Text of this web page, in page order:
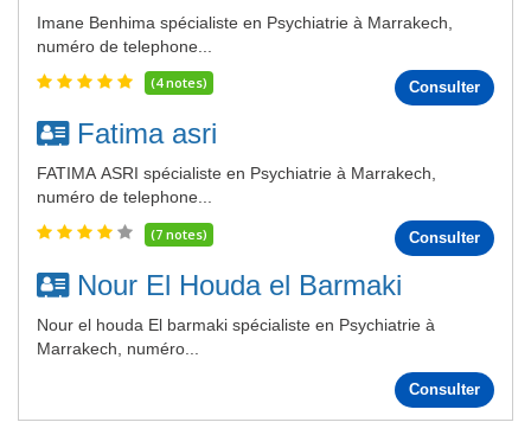
Imane Benhima spécialiste en Psychiatrie à Marrakech,
numéro de telephone...
(4 notes) Consulter
Fatima asri
FATIMA ASRI spécialiste en Psychiatrie à Marrakech,
numéro de telephone...
(7 notes) Consulter
Nour El Houda el Barmaki
Nour el houda El barmaki spécialiste en Psychiatrie à
Marrakech, numéro...
Consulter